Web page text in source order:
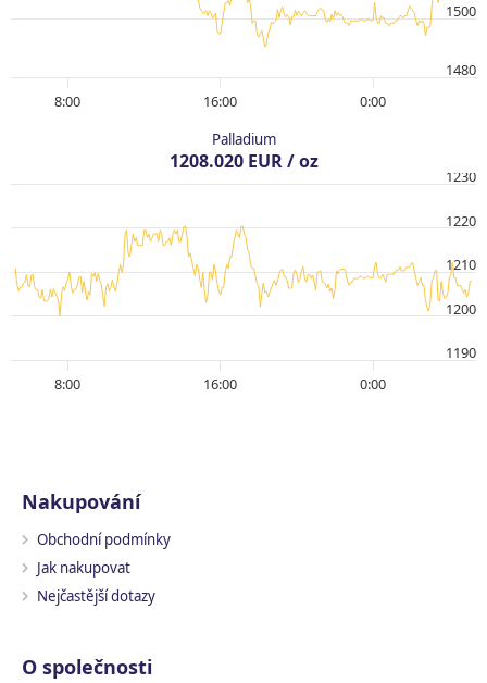
8:00 16:00 0:00
1480
1500
Palladium
1208.020 EUR / oz
8:00 16:00 0:00
1190
1200
1210
1220
1230
Nakupování
Obchodní podmínky
Jak nakupovat
Nejčastější dotazy
O společnosti